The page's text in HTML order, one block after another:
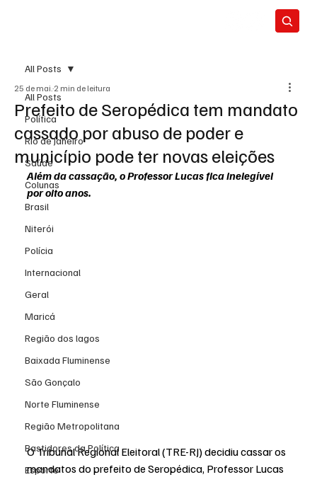
All Posts
Política
Rio de Janeiro
Saúde
Colunas
Brasil
Niterói
Polícia
Internacional
Geral
Maricá
Região dos lagos
Baixada Fluminense
São Gonçalo
Norte Fluminense
Região Metropolitana
Bastidores da Política
Esporte
All Posts
Prefeito de Seropédica tem mandato
cassado por abuso de poder e
município pode ter novas eleições
25 de mai. 2 min de leitura
Além da cassação, o Professor Lucas fica inelegível
por oito anos.
O Tribunal Regional Eleitoral (TRE-RJ) decidiu cassar os
mandatos do prefeito de Seropédica, Professor Lucas